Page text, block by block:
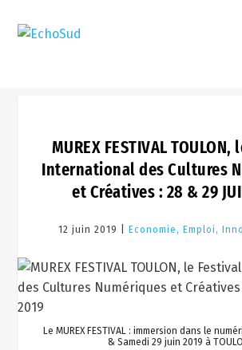
MUREX FESTIVAL
International des Cultures
et Créatives : 28 & 29
12 juin 2019 | Economie, Emploi,
Le MUREX FESTIVAL : immersion dans le
& Samedi 29 juin 2019 à